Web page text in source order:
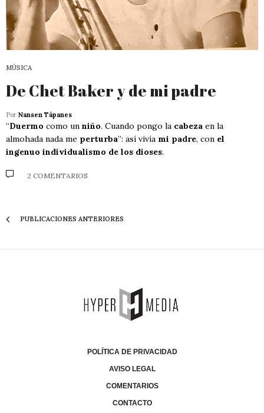
MÚSICA
De Chet Baker y de mi padre
Por Nansen Tápanes
“Duermo como un niño. Cuando pongo la cabeza en la
almohada nada me perturba”: así vivía mi padre, con el
ingenuo individualismo de los dioses.
2 COMENTARIOS
PUBLICACIONES ANTERIORES
POLÍTICA DE PRIVACIDAD
AVISO LEGAL
COMENTARIOS
CONTACTO